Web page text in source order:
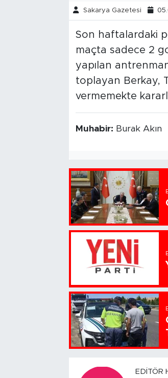
Sakarya Gazetesi
Son haftalardaki
maçta sadece 2
yapılan
toplayan Berkay,
vermemekte
Muhabir: Burak Akın
EDITÖR